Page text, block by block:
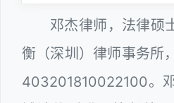
邓杰律师，法律硕
衡（深圳）律师事务所
403201810022100。